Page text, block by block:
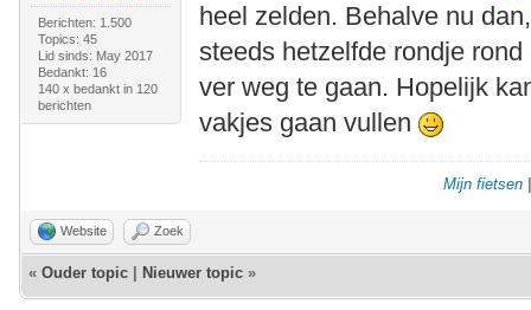
Berichten: 1.500
Topics: 45
Lid sinds: May 2017
Bedankt: 16
140 x bedankt in 120
berichten
heel zelden. Behalve nu
steeds hetzelfde rondje
ver weg te gaan. Hopelijk
vakjes gaan vullen
Mijn fietsen
Website Zoek
« Ouder topic Nieuwer topic »